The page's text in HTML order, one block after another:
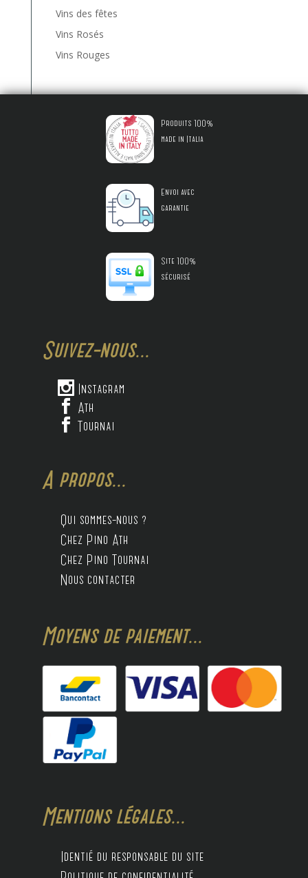
Vins des fêtes
Vins Rosés
Vins Rouges
Produits 100%
made in Italia
Envoi avec
garantie
Site 100%
sécurisé
Suivez-nous...
 Instagram
 Ath
 Tournai
A propos...
Qui sommes-nous ?
Chez Pino Ath
Chez Pino Tournai
Nous contacter
Moyens de paiement...
Mentions légales...
Identié du responsable du site